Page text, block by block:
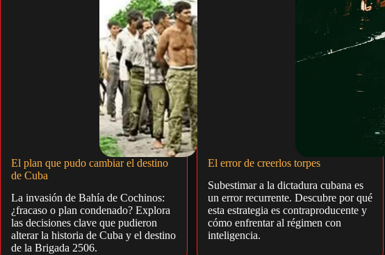
El plan que pudo cambiar el destino
de Cuba
La invasión de Bahía de Cochinos:
¿fracaso o plan condenado? Explora
las decisiones clave que pudieron
alterar la historia de Cuba y el destino
de la Brigada 2506.
El error de creerlos torpes
Subestimar a la dictadura cubana es
un error recurrente. Descubre por qué
esta estrategia es contraproducente y
cómo enfrentar al régimen con
inteligencia.